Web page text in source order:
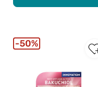
50%